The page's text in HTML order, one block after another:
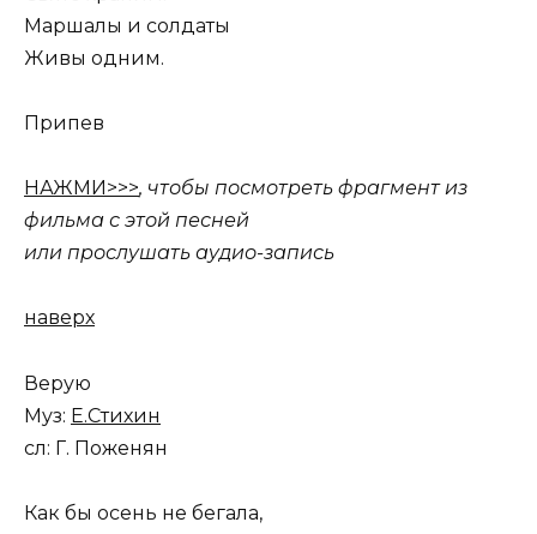
Маршалы и солдаты
Живы одним.
Припев
НАЖМИ>>>, чтобы посмотреть фрагмент из
фильма с этой песней
или прослушать аудио-запись
наверх
Верую
Муз: Е.Стихин
сл: Г. Поженян
Как бы осень не бегала,